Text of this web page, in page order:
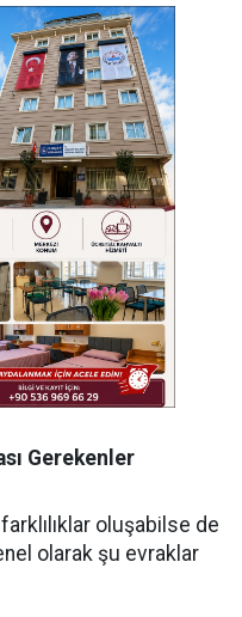
Gerekenler
oluşabilse de
olarak şu evraklar